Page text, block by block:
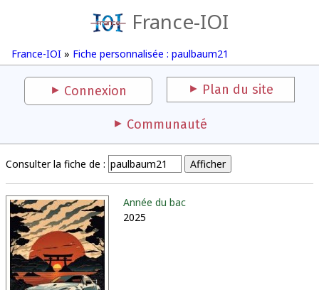
France-IOI
France-IOI » Fiche personnalisée : paulbaum21
Connexion Plan du site
Communauté
Consulter la fiche de :
Année du bac
2025